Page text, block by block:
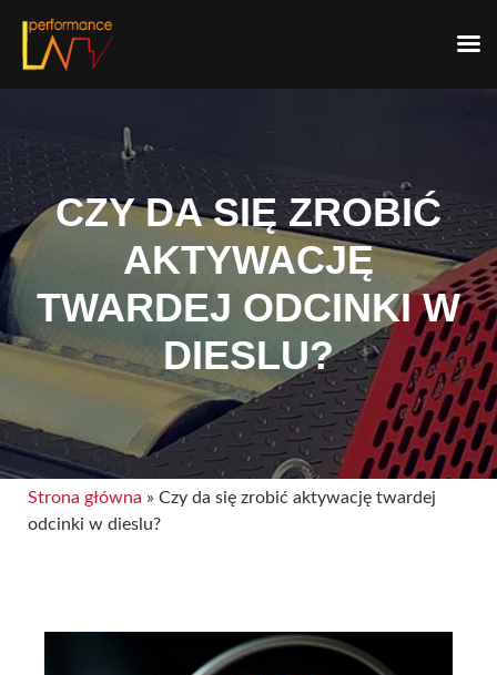
content
CZY DA SIĘ ZROBIĆ
AKTYWACJĘ
TWARDEJ ODCINKI W
DIESLU?
Strona główna » Czy da się zrobić aktywację twardej
odcinki w dieslu?